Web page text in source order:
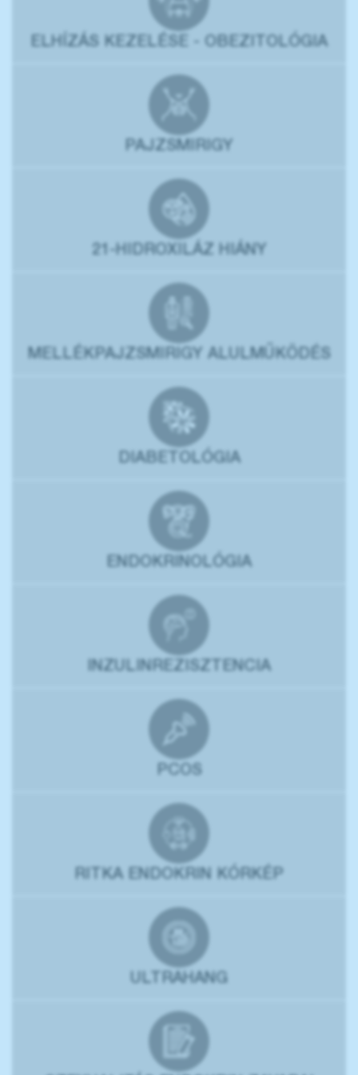
ELHÍZÁS KEZELÉSE - OBEZITOLÓGIA
PAJZSMIRIGY
21-HIDROXILÁZ HIÁNY
MELLÉKPAJZSMIRIGY ALULMŰKÖDÉS
DIABETOLÓGIA
ENDOKRINOLÓGIA
INZULINREZISZTENCIA
PCOS
RITKA ENDOKRIN KÓRKÉP
ULTRAHANG